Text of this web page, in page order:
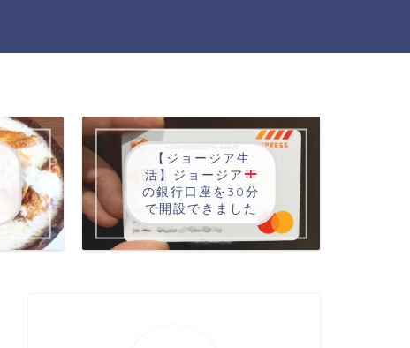
【ジョージア生
活】ジョージア
の銀行口座を30分
で開設できました